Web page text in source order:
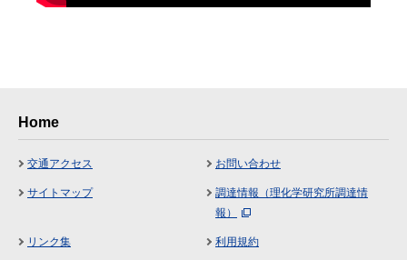
Home
交通アクセス お問い合わせ
サイトマップ
調達情報（理化学研究所調達情
報）
リンク集 利用規約